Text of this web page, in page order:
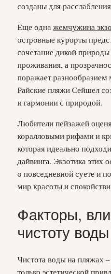
созданы для
Еще однажемчужина
островные курорты
сочетание дикой
проживания, а
поражает
Райские пляжи Сейшел
и гармонии с природой.
Любители пейзажей
коралловыми рифами и
которая идеально
дайвинга. Экзотика этих
о повседневной суете и
мир красоты и
Факторы,
чистоту
Чистота воды на пляжах